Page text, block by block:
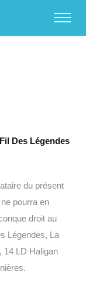
Des Légendes
du présent
pourra en
droit au
Légendes, La
14 LD Haligan